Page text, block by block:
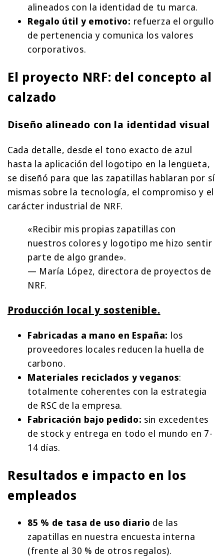
alineados con la identidad de tu marca.
Regalo útil y emotivo: refuerza el orgullo
de pertenencia y comunica los valores
corporativos.
El proyecto NRF: del concepto al
calzado
Diseño alineado con la identidad visual
Cada detalle, desde el tono exacto de azul
hasta la aplicación del logotipo en la lengüeta,
se diseñó para que las zapatillas hablaran por sí
mismas sobre la tecnología, el compromiso y el
carácter industrial de NRF.
«Recibir mis propias zapatillas con
nuestros colores y logotipo me hizo sentir
parte de algo grande».
— María López, directora de proyectos de
NRF.
Producción local y sostenible.
Fabricadas a mano en España: los
proveedores locales reducen la huella de
carbono.
Materiales reciclados y veganos:
totalmente coherentes con la estrategia
de RSC de la empresa.
Fabricación bajo pedido: sin excedentes
de stock y entrega en todo el mundo en 7-
14 días.
Resultados e impacto en los
empleados
85 % de tasa de uso diario de las
zapatillas en nuestra encuesta interna
(frente al 30 % de otros regalos).